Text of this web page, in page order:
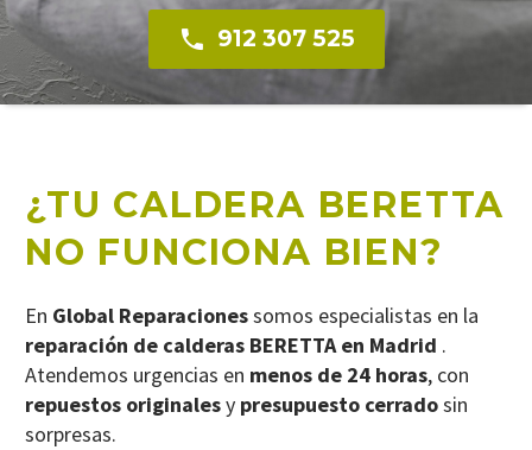
 912 307 525
¿TU CALDERA BERETTA
NO FUNCIONA BIEN?
En Global Reparacionessomos especialistas en la
reparación de calderas BERETTA en Madrid .
Atendemos urgencias en menos de 24 horas, con
repuestos originalesy presupuesto cerradosin
sorpresas.